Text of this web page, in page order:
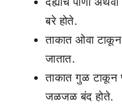
बरे होते.
ताकात ओवा
जातात.
ताकात गुळ टाकून
जळजळ बंद होते.